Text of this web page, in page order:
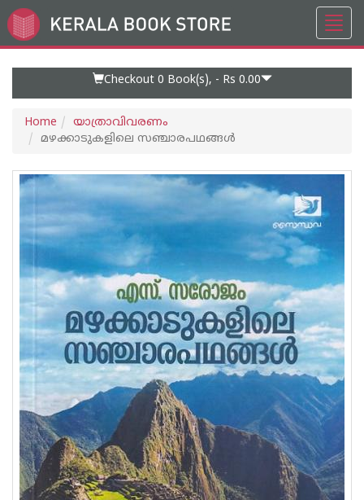
Go
to
Checkout 0 Book(s), - Rs 0.00
Home
യാത്രാവിവരണം
മഴക്കാടുകളിലെ സഞ്ചാരപഥങ്ങൾ